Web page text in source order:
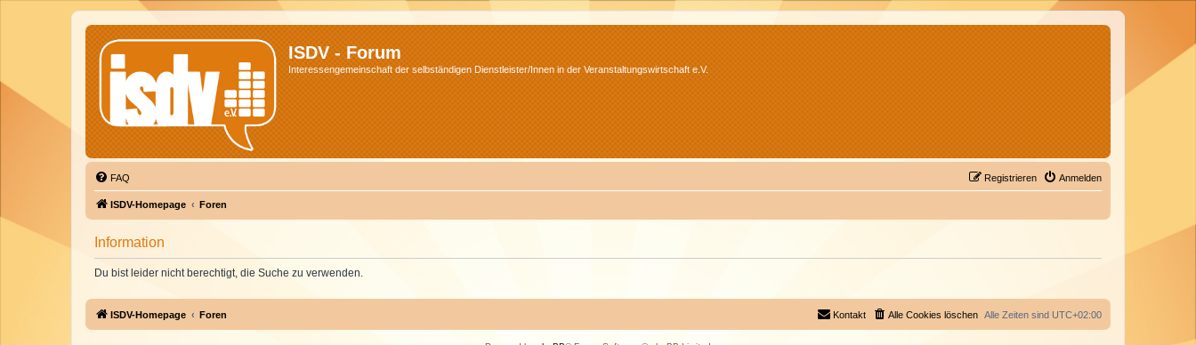
ISDV - Forum
Interessengemeinschaft der selbständigen Dienstleister/Innen in der Veranstaltungswirtschaft e.V.
FAQ Anmelden
Registrieren
ISDV-Homepage Foren
Information
Du bist leider nicht berechtigt, die Suche zu verwenden.
ISDV-Homepage Foren Alle Zeiten sind UTC+02:00
Alle Cookies löschen
Kontakt